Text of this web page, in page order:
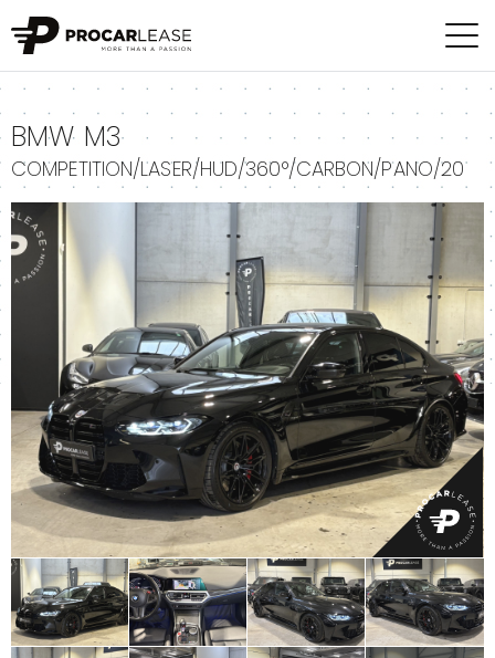
BMW M3
COMPETITION/LASER/HUD/360°/CARBON/PANO/20
+ + +
+
+
+
+